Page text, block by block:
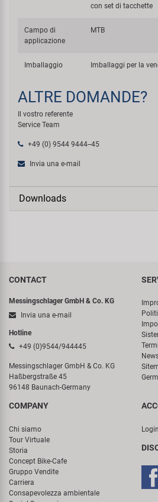
con set di tacchette
Campo di
applicazione
MTB
Imballaggio Imballaggi per la
ALTRE DOMANDE?
Il vostro referente
Service Team
+49 (0) 9544 9444--45
Invia una e-mail
Downloads
CONTACT
Messingschlager GmbH & Co. KG
Invia una e-mail
Hotline
+49 (0)9544/944445
Messingschlager GmbH & Co. KG
Haßbergstraße 45
96148 Baunach-Germany
COMPANY
Chi siamo
Tour Virtuale
Storia
Concept Bike-Cafe
Gruppo Vendite
Carriera
Consapevolezza ambientale
Login